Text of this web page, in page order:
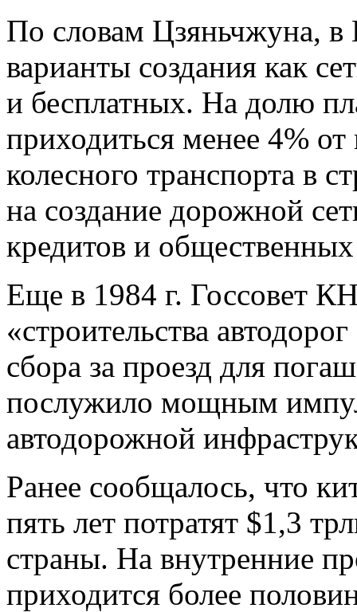
По словам Цзяньчжуна, в
варианты создания как
и бесплатных. На долю
приходиться менее 4% от
колесного транспорта в
на создание дорожной
кредитов и общественных
Еще в 1984 г. Госсовет
«строительства автодорог
сбора за проезд для
послужило мощным
автодорожной
Ранее сообщалось, что
пять лет потратят $1,3
страны. На внутренние
приходится более